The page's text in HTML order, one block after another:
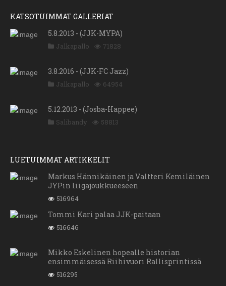
KATSOTUIMMAT GALLERIAT
5.8.2013 - (JJK-MYPA)
Jalkapallo 71828
3.8.2016 - (JJK-FC Jazz)
Jalkapallo 64954
5.12.2013 - (Josba-Happee)
Salibandy 58813
LUETUIMMAT ARTIKKELIT
Markus Hännikäinen ja Valtteri Kemiläinen
JYPin liigajoukkueeseen
516964
Tommi Kari palaa JJK-paitaan
516646
Mikko Eskelinen hopealle historian
ensimmäisessä Riihivuori Rallisprintissä
516295